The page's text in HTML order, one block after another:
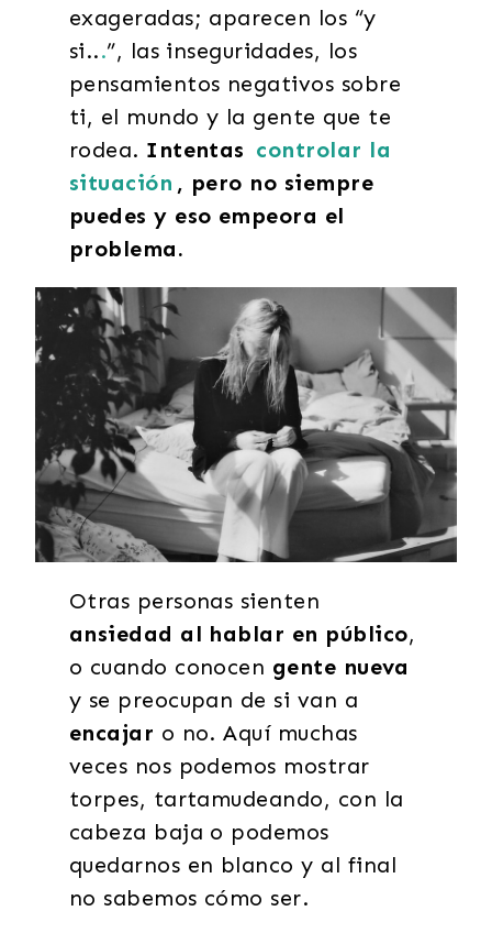
exageradas; aparecen los “y
si...”, las inseguridades, los
pensamientos negativos sobre
ti, el mundo y la gente que te
rodea. Intentas controlar la
situación , pero no siempre
puedes y eso empeora el
problema.
Otras personas sienten
ansiedad al hablar en público,
o cuando conocen gente nueva
y se preocupan de si van a
encajar o no. Aquí muchas
veces nos podemos mostrar
torpes, tartamudeando, con la
cabeza baja o podemos
quedarnos en blanco y al final
no sabemos cómo ser.